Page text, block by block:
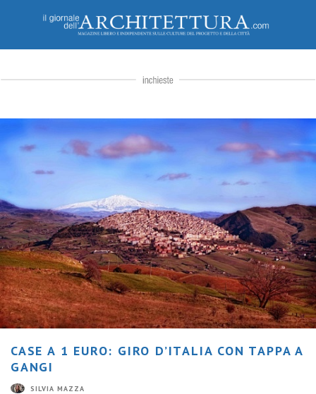
CASE A 1 EURO: GIRO D’ITALIA CON TAPPA A
GANGI
SILVIA MAZZA